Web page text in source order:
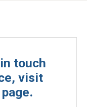
touch
visit
page.